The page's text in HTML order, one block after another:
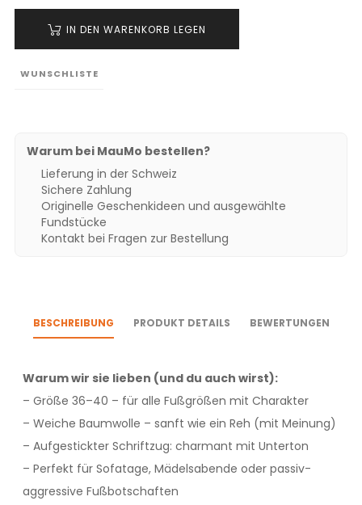
IN DEN WARENKORB LEGEN
WUNSCHLISTE
Warum bei MauMo bestellen?
Lieferung in der Schweiz
Sichere Zahlung
Originelle Geschenkideen und ausgewählte
Fundstücke
Kontakt bei Fragen zur Bestellung
BESCHREIBUNG PRODUKT DETAILS BEWERTUNGEN
Warum wir sie lieben (und du auch wirst):
– Größe 36–40 – für alle Fußgrößen mit Charakter
– Weiche Baumwolle – sanft wie ein Reh (mit Meinung)
– Aufgestickter Schriftzug: charmant mit Unterton
– Perfekt für Sofatage, Mädelsabende oder passiv-
aggressive Fußbotschaften